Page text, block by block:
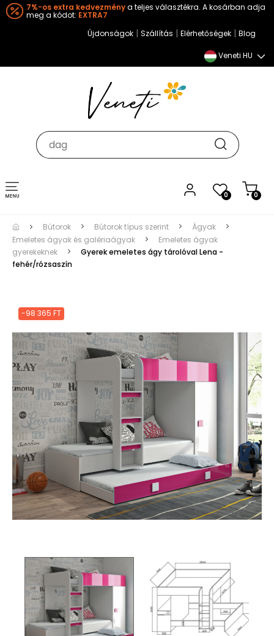
7%-os extra kedvezménya teljes választékra. A kosárban adja
meg a kódot: EXTRA7
Újdonságok | Szállítás | Elérhetőségek | Blog
Veneti HU
0 0
Toggle
navigation
Bútorok Bútorok típus szerint
Ágyak
Emeletes ágyak és galériaágyak
Emeletes ágyak
gyerekeknek
Gyerek emeletes ágy tárolóval Lena -
fehér/rózsaszín
-98 365 FT